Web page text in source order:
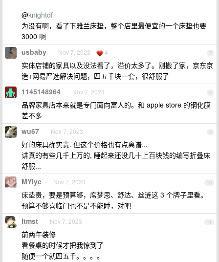
@knightdf
为没有啊，看了下雅兰床垫，整个店里最便宜的一个床垫也要
3000 啊
7
usbaby Nov 7, 2023 4
实体店铺的家具以及没法看了，溢价太多了。刚搬了家，京东京
造+网易严选解决问题，四五千块一套，很舒服了
8
1145148964 Nov 7, 2023
品牌家具店本来就是专门面向富人的。和 apple store 的钢化膜
差不多
9
wu67 Nov 7, 2023
好的床具确实贵. 但这个价格也有点离谱...
讲真的有些几千上万的, 睡起来还没几十上百块钱的编写折叠床
舒服...
10
MYlyc Nov 7, 2023
床垫贵，要是预算够，席梦思、舒达、丝涟这 3 个牌子里看。
预算不够喜临门也不是不能睡，对吧
11
ltmst Nov 7, 2023
前两年装修
看餐桌的时候才把我惊到了
随便一个就四五千。。。。